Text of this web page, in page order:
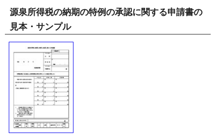
源泉所得税の納期の特例の承認に関する申請書の
見本・サンプル